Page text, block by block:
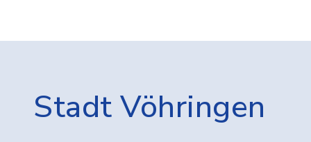
Stadt Vöhringen